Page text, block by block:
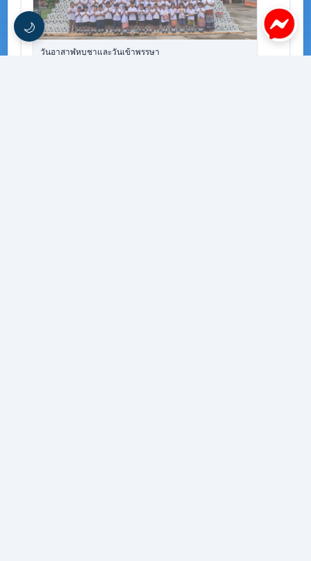
วันอาสาฬหบูชาและวันเข้าพรรษา
🌙